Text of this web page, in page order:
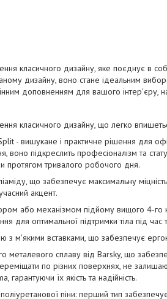
класичного дизайну, яке поєднує в
дизайну, воно стане ідеальним
доповненням для вашого інтер'єру,
класичного дизайну, що легко
- вишукане і практичне рішення для
воно підкреслить професіоналізм та
протягом тривалого робочого дня.
що забезпечує максимальну
акцент.
або механізмом підйому вищого 4-го
для оптимальної підтримки тіла під час
з м'якими вставками, що забезпечує
металевого сплаву від Barsky, що
по різних поверхнях, не
їх якість та надійність.
піни: перший тип